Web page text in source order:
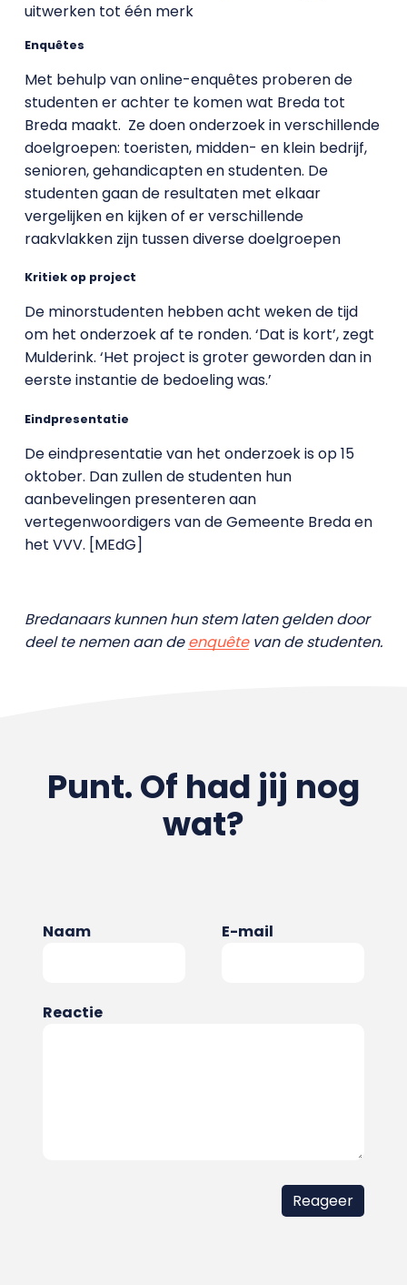
uitwerken tot één merk
Enquêtes
Met behulp van online-enquêtes proberen de
studenten er achter te komen wat Breda tot
Breda maakt. Ze doen onderzoek in verschillende
doelgroepen: toeristen, midden- en klein bedrijf,
senioren, gehandicapten en studenten. De
studenten gaan de resultaten met elkaar
vergelijken en kijken of er verschillende
raakvlakken zijn tussen diverse doelgroepen
Kritiek op project
De minorstudenten hebben acht weken de tijd
om het onderzoek af te ronden. ‘Dat is kort’, zegt
Mulderink. ‘Het project is groter geworden dan in
eerste instantie de bedoeling was.’
Eindpresentatie
De eindpresentatie van het onderzoek is op 15
oktober. Dan zullen de studenten hun
aanbevelingen presenteren aan
vertegenwoordigers van de Gemeente Breda en
het VVV. [MEdG]
Bredanaars kunnen hun stem laten gelden door
deel te nemen aan deenquêtevan de studenten.
Punt. Of had jij nog
wat?
Naam E-mail
Reactie